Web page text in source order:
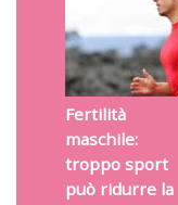
Fertilità
maschile:
troppo sport
può ridurre la